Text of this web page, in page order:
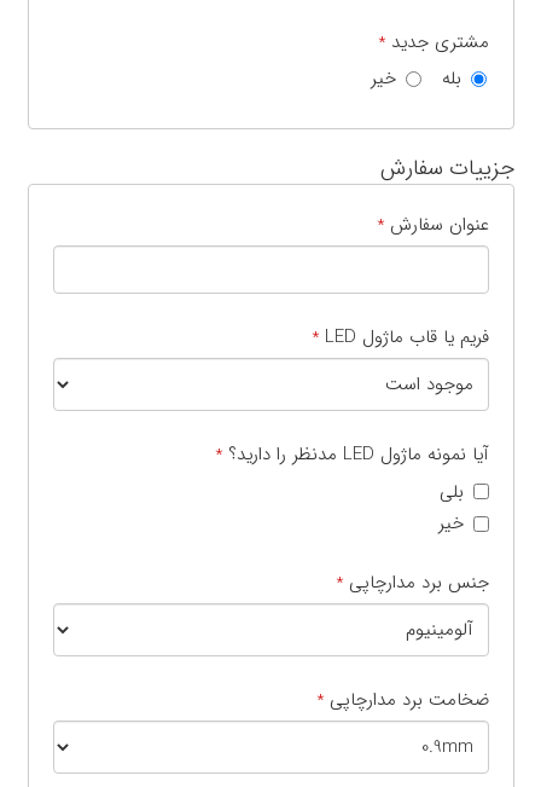
مشتری جدید *
بله خیر
جزییات سفارش
عنوان سفارش *
فریم یا قاب ماژول LED *
آیا نمونه ماژول LED مدنظر را دارید؟ *
بلی
خیر
جنس برد مدارچاپی *
ضخامت برد مدارچاپی *